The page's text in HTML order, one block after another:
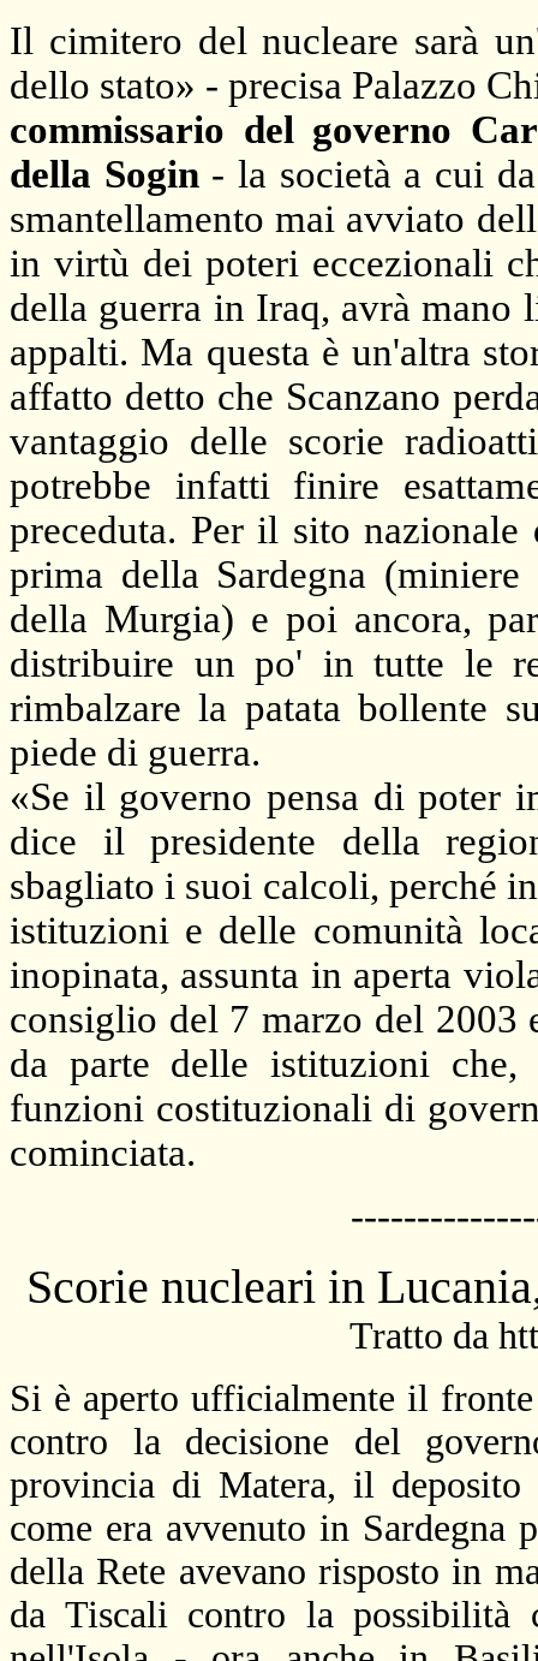
Il cimitero del nucleare sarà
dello stato» - precisa Palazzo
commissario del governo
della Sogin - la società a cui
smantellamento mai avviato
in virtù dei poteri eccezionali
della guerra in Iraq, avrà mano
appalti. Ma questa è un'altra
affatto detto che Scanzano
vantaggio delle scorie
potrebbe infatti finire
preceduta. Per il sito
prima della Sardegna
della Murgia) e poi ancora,
distribuire un po' in tutte le
rimbalzare la patata bollente
piede di guerra.
«Se il governo pensa di poter
dice il presidente della
sbagliato i suoi calcoli, perché
istituzioni e delle comunità
inopinata, assunta in aperta
consiglio del 7 marzo del 2003
da parte delle istituzioni
funzioni costituzionali di
cominciata.
Scorie nucleari in
Tratto da
Si è aperto ufficialmente il
contro la decisione del
provincia di Matera, il deposito
come era avvenuto in Sardegna
della Rete avevano risposto in
da Tiscali contro la possibilità